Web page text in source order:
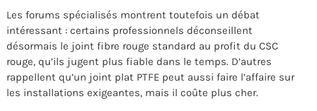
Les forums spécialisés montrent toutefois un débat
intéressant : certains professionnels déconseillent
désormais le joint fibre rouge standard au profit du CSC
rouge, qu’ils jugent plus fiable dans le temps. D’autres
rappellent qu’un joint plat PTFE peut aussi faire l’affaire sur
les installations exigeantes, mais il coûte plus cher.